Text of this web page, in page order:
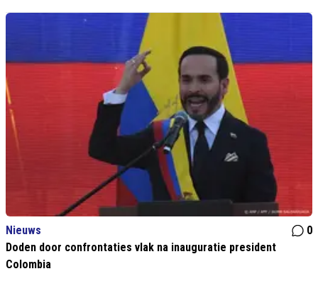
Nieuws
0
Doden door confrontaties vlak na inauguratie president
Colombia